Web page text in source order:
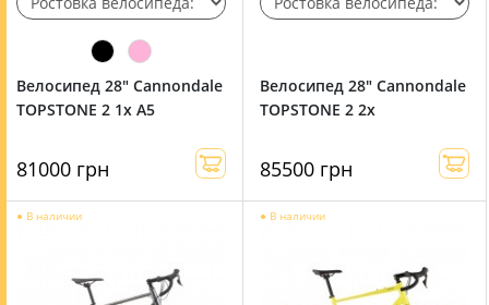
Велосипед 28" Cannondale
TOPSTONE 2 1x A5
81000 грн
Велосипед 28" Cannondale
TOPSTONE 2 2x
85500 грн
● В наличии ● В наличии